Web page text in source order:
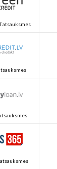
atsauksmes
atsauksmes